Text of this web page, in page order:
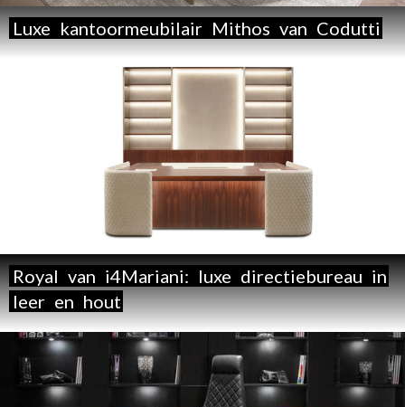
Luxe kantoormeubilair Mithos van Codutti
Royal van i4Mariani: luxe directiebureau in
leer en hout